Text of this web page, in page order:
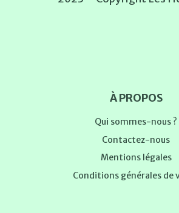
À PROPOS
Qui sommes-nous ?
Contactez-nous
Mentions légales
Conditions générales de